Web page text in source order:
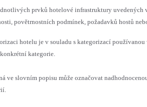
prvků hotelové infrastruktury uvedených
povětrnostních podmínek, požadavků hostů
hotelu je v souladu s kategorizací používanou
kategorie.
ve slovním popisu může označovat